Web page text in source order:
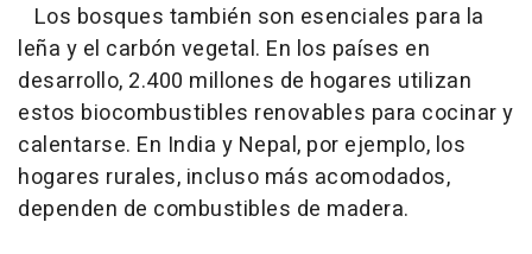
Los bosques también son esenciales para la
leña y el carbón vegetal. En los países en
desarrollo, 2.400 millones de hogares utilizan
estos biocombustibles renovables para cocinar y
calentarse. En India y Nepal, por ejemplo, los
hogares rurales, incluso más acomodados,
dependen de combustibles de madera.